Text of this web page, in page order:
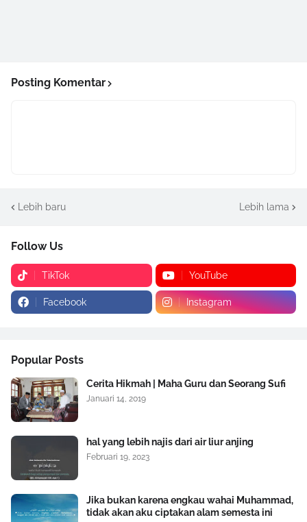
Posting Komentar
Lebih baru Lebih lama
Follow Us
TikTok YouTube
Facebook Instagram
Popular Posts
Cerita Hikmah | Maha Guru dan Seorang Sufi
Januari 14, 2019
hal yang lebih najis dari air liur anjing
Februari 19, 2023
Jika bukan karena engkau wahai Muhammad,
tidak akan aku ciptakan alam semesta ini